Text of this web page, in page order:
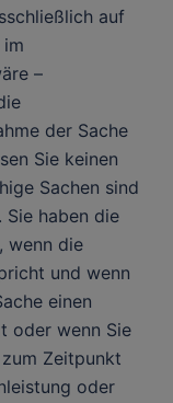
auf
–
der Sache
Sie keinen
Sachen sind
Sie haben die
wenn die
und wenn
einen
oder wenn Sie
Zeitpunkt
oder